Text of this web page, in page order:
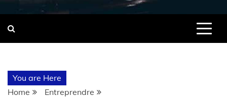
You are Here
Home
Entreprendre